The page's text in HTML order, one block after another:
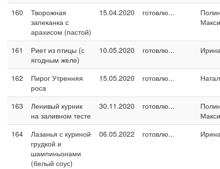
160
Творожная
запеканка с
арахисом (пастой)
15.04.2020 готовлю...
161
Риет из птицы (с
ягодным желе)
10.05.2020 готовлю...
162
Пирог Утренняя
роса
15.05.2020 готовлю...
163
Ленивый курник
на заливном тесте
30.11.2020 готовлю...
164
Лазанья с куриной
грудкой и
шампиньонами
(белый соус)
06.05.2022 готовлю...